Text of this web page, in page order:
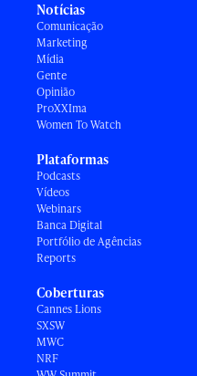
Notícias
Comunicação
Marketing
Mídia
Gente
Opinião
ProXXIma
Women To Watch
Plataformas
Podcasts
Vídeos
Webinars
Banca Digital
Portfólio de Agências
Reports
Coberturas
Cannes Lions
SXSW
MWC
NRF